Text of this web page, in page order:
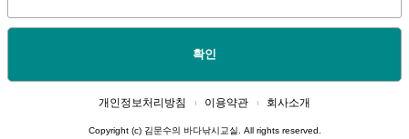
확인
개인정보처리방침 이용약관 회사소개
Copyright (c) 김문수의 바다낚시교실. All rights reserved.